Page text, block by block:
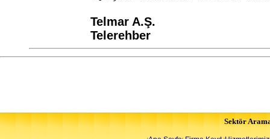
Telmar A.Ş.
Telerehber
Sektör